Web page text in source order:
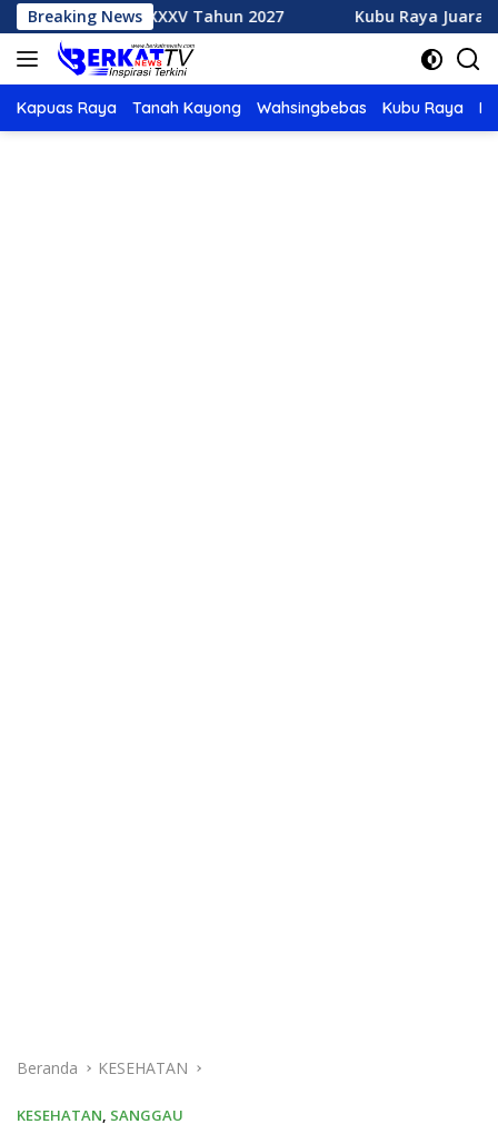
Langsung
ke
konten
Breaking News
XXXV Tahun 2027 Kubu Raya Juara Umum
Kapuas Raya Tanah Kayong Wahsingbebas Kubu Raya
Beranda KESEHATAN
KESEHATAN, SANGGAU